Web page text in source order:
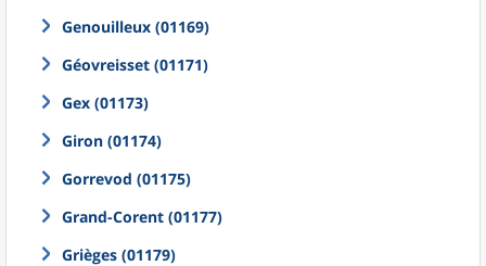
Genouilleux (01169)
Géovreisset (01171)
Gex (01173)
Giron (01174)
Gorrevod (01175)
Grand-Corent (01177)
Grièges (01179)